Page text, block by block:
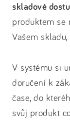
skladové
produktem se
Vašem
V systému si
doručení k
čase, do
svůj produkt